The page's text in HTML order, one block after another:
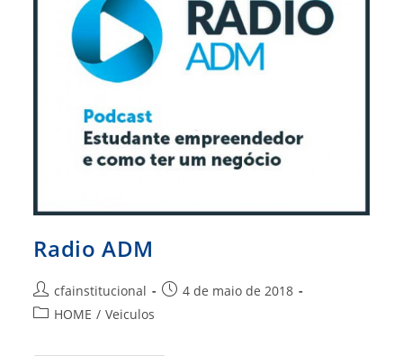
Radio ADM
Autor
do
cfainstitucional
Post4 de maio de 2018
Categoria
HOME / Veiculos